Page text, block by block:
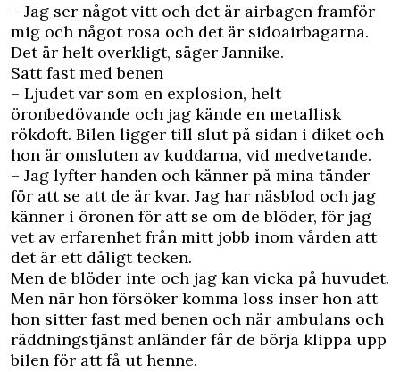
– Jag ser något vitt och det är airbagen framför
mig och något rosa och det är sidoairbagarna.
Det är helt overkligt, säger Jannike.
Satt fast med benen
– Ljudet var som en explosion, helt
öronbedövande och jag kände en metallisk
rökdoft. Bilen ligger till slut på sidan i diket och
hon är omsluten av kuddarna, vid medvetande.
– Jag lyfter handen och känner på mina tänder
för att se att de är kvar. Jag har näsblod och jag
känner i öronen för att se om de blöder, för jag
vet av erfarenhet från mitt jobb inom vården att
det är ett dåligt tecken.
Men de blöder inte och jag kan vicka på huvudet.
Men när hon försöker komma loss inser hon att
hon sitter fast med benen och när ambulans och
räddningstjänst anländer får de börja klippa upp
bilen för att få ut henne.